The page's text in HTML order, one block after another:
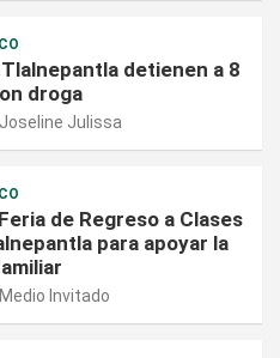
detienen a 8
droga
Joseline Julissa
de Regreso a Clases
para apoyar la
Medio Invitado